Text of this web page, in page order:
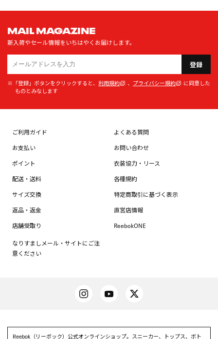
MAIL MAGAZINE
新入荷やセール情報をいちはやくお届けします。
登録
※「登録」ボタンをクリックすると、 利用規約 、 プライバシー規約
に同意した
ものとみなします
ご利用ガイド
お支払い
ポイント
配送・送料
サイズ交換
返品・返金
店舗受取り
なりすましメール・サイトにご注
意ください
よくある質問
お問い合わせ
衣装協力・リース
各種規約
特定商取引に基づく表示
直営店情報
ReebokONE
Reebok（リーボック）公式オンラインショップ。スニーカー、トップス、ボト